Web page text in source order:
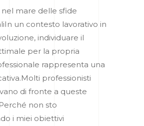
nel mare delle sfide
un contesto lavorativo in
individuare il
per la propria
rappresenta una
professionisti
di fronte a queste
non sto
i miei obiettivi